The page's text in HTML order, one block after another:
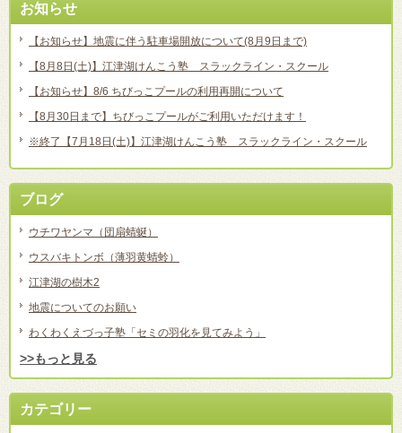
お知らせ
【お知らせ】地震に伴う駐車場開放について(8月9日まで)
【8月8日(土)】江津湖けんこう塾 スラックライン・スクール
【お知らせ】8/6 ちびっこプールの利用再開について
【8月30日まで】ちびっこプールがご利用いただけます！
※終了【7月18日(土)】江津湖けんこう塾 スラックライン・スクール
ブログ
ウチワヤンマ（団扇蜻蜒）
ウスバキトンボ（薄羽黄蜻蛉）
江津湖の樹木2
地震についてのお願い
わくわくえづっ子塾「セミの羽化を見てみよう」
>>もっと見る
カテゴリー